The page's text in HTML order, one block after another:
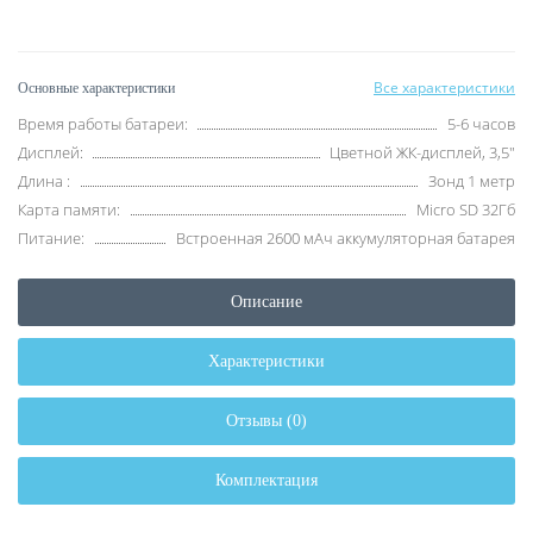
Основные характеристики Все характеристики
Время работы батареи:
5-6 часов
Дисплей:
Цветной ЖК-дисплей, 3,5"
Длина :
Зонд 1 метр
Карта памяти:
Micro SD 32Гб
Питание:
Встроенная 2600 мАч аккумуляторная батарея
Описание
Характеристики
Отзывы (0)
Комплектация